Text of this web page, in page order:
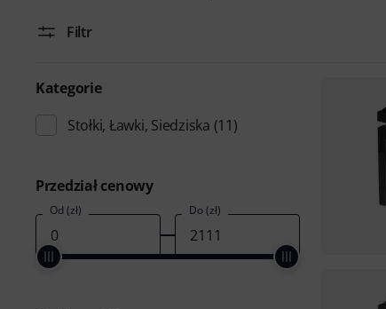
Filtr
Kategorie
Stołki, Ławki, Siedziska (11)
Przedział cenowy
Od (zł) Do (zł)